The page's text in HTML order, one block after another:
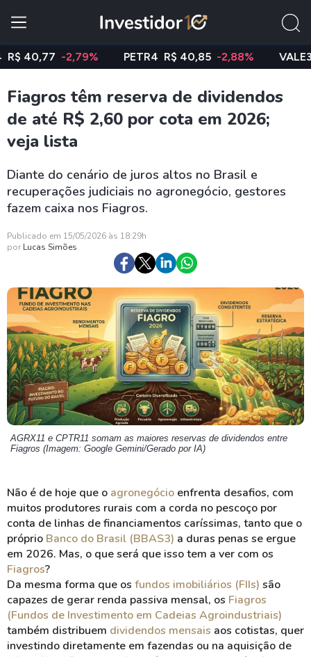
-2,79% PETR4 R$ 40,85 -2,88% VALE3 R$
Fiagros têm reserva de dividendos
de até R$ 2,60 por cota em 2026;
veja lista
Diante do cenário de juros altos no Brasil e
recuperações judiciais no agronegócio, gestores
fazem caixa nos Fiagros.
Publicado em 15/05/2026 às 18:29h
por Lucas Simões
AGRX11 e CPTR11 somam as maiores reservas de dividendos entre
Fiagros (Imagem: Google Gemini/Gerado por IA)
Não é de hoje que o agronegócio enfrenta desafios, com
muitos produtores rurais com a corda no pescoço por
conta de linhas de financiamentos caríssimas, tanto que o
próprio Banco do Brasil (BBAS3) a duras penas se ergue
em 2026. Mas, o que será que isso tem a ver com os
Fiagros?
Da mesma forma que os fundos imobiliários (FIIs) são
capazes de gerar renda passiva mensal, os Fiagros
(Fundos de Investimento em Cadeias Agroindustriais)
também distribuem dividendos mensais aos cotistas, quer
investindo diretamente em fazendas ou na aquisição de